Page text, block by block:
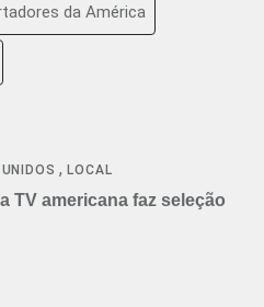
da América
,LOCAL
TV americana faz seleção